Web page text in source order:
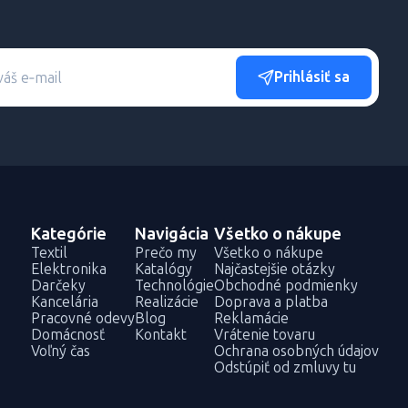
Prihlásiť sa
Kategórie
Textil
Elektronika
Darčeky
Kancelária
Pracovné odevy
Domácnosť
Voľný čas
Navigácia
Prečo my
Katalógy
Technológie
Realizácie
Blog
Kontakt
Všetko o nákupe
Všetko o nákupe
Najčastejšie otázky
Obchodné podmienky
Doprava a platba
Reklamácie
Vrátenie tovaru
Ochrana osobných údajov
Odstúpiť od zmluvy tu